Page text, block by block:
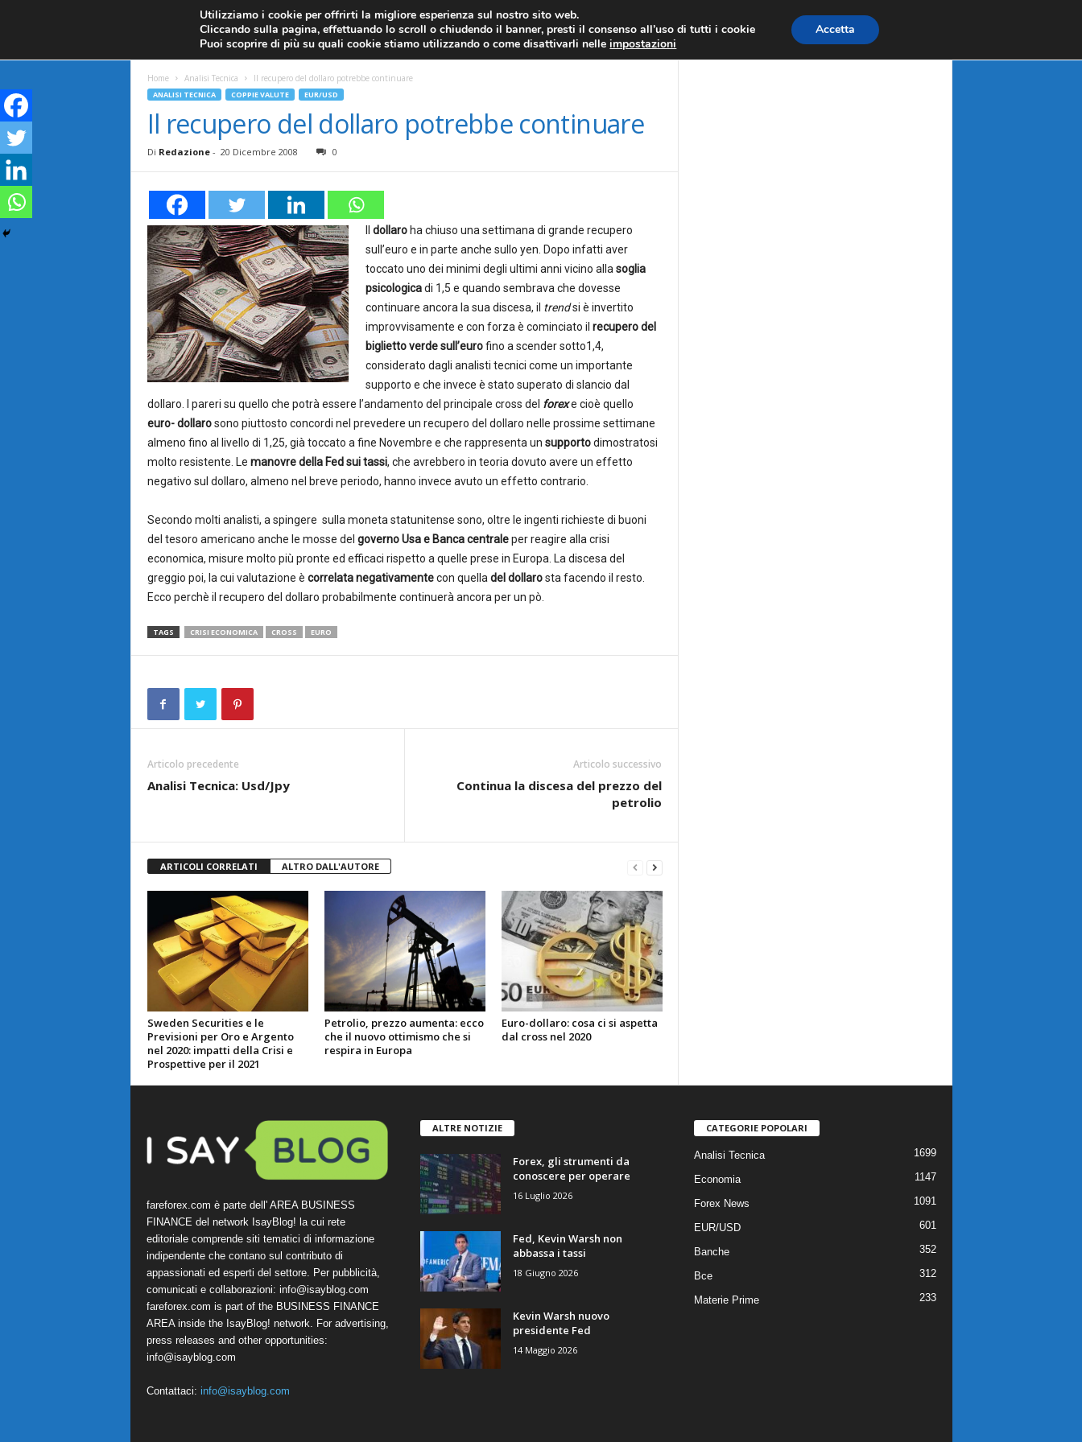
CANDELE GIAPPONESI ECONOMIA FOREX GRATIS FOREX NEWS FOREX SIGNALS FOREX TRADING
F
a
o
e
x
ANALISI TECNICA EURO/DOLLARO ECONOMIA FOREX NEWS
Home Analisi Tecnica Il recupero del dollaro potrebbe continuare
ANALISI TECNICA COPPIE VALUTE EUR/USD
Il recupero del dollaro potrebbe continuare
Di Redazione- 20 Dicembre 2008 0
dollaroha chiuso una settimana di grande recupero
sull’euro e in parte anche sullo yen. Dopo infatti aver
toccato uno dei minimi degli ultimi anni vicino alla soglia
psicologicadi 1,5 e quando sembrava che dovesse
continuare ancora la sua discesa, il trendsi è invertito
improvvisamente e con forza è cominciato il recupero del
biglietto verde sull’eurofino a scender sotto1,4,
considerato dagli analisti tecnici come un importante
supporto e che invece è stato superato di slancio dal
dollaro. I pareri su quello che potrà essere l’andamento del principale cross del forexe cioè quello
euro- dollarosono piuttosto concordi nel prevedere un recupero del dollaro nelle prossime settimane
almeno fino al livello di 1,25, già toccato a fine Novembre e che rappresenta un supportodimostratosi
molto resistente. Le manovre della Fed sui tassi, che avrebbero in teoria dovuto avere un effetto
negativo sul dollaro, almeno nel breve periodo, hanno invece avuto un effetto contrario.
Secondo molti analisti, a spingere sulla moneta statunitense sono, oltre le ingenti richieste di buoni
del tesoro americano anche le mosse del governo Usa e Banca centraleper reagire alla crisi
economica, misure molto più pronte ed efficaci rispetto a quelle prese in Europa. La discesa del
greggio poi, la cui valutazione è correlata negativamentecon quella del dollarosta facendo il resto.
Ecco perchè il recupero del dollaro probabilmente continuerà ancora per un pò.
TAGS CRISI ECONOMICA CROSS EURO
Articolo precedente
Analisi Tecnica: Usd/Jpy
Articolo successivo
Continua la discesa del prezzo del
petrolio
ARTICOLI CORRELATI ALTRO DALL'AUTORE
Sweden Securities e le
Previsioni per Oro e Argento
nel 2020: impatti della Crisi e
Prospettive per il 2021
Petrolio, prezzo aumenta: ecco
che il nuovo ottimismo che si
respira in Europa
Euro-dollaro: cosa ci si aspetta
dal cross nel 2020
fareforex.com è parte dell' AREA BUSINESS
FINANCE del network IsayBlog! la cui rete
editoriale comprende siti tematici di informazione
indipendente che contano sul contributo di
appassionati ed esperti del settore. Per pubblicità,
comunicati e collaborazioni: info@isayblog.com
fareforex.com is part of the BUSINESS FINANCE
AREA inside the IsayBlog! network. For advertising,
press releases and other opportunities:
info@isayblog.com
Contattaci: info@isayblog.com
ALTRE NOTIZIE
Forex, gli strumenti da
conoscere per operare
16 Luglio 2026
Fed, Kevin Warsh non
abbassa i tassi
18 Giugno 2026
Kevin Warsh nuovo
presidente Fed
14 Maggio 2026
CATEGORIE POPOLARI
Analisi Tecnica 1699
Economia 1147
Forex News 1091
EUR/USD 601
Banche 352
Bce 312
Materie Prime 233
Utilizziamo i cookie per offrirti la migliore esperienza sul nostro sito web.
Cliccando sulla pagina, effettuando lo scroll o chiudendo il banner, presti il consenso all’uso di tutti i cookie
Puoi scoprire di più su quali cookie stiamo utilizzando o come disattivarli nelleimpostazioni
Accetta